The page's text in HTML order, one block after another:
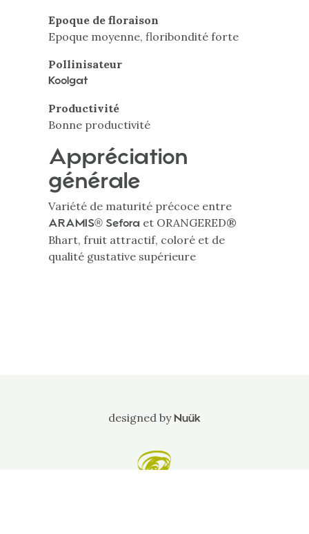
Epoque de floraison
Epoque moyenne, floribondité forte
Pollinisateur
Koolgat
Productivité
Bonne productivité
Appréciation
générale
Variété de maturité précoce entre
ARAMIS® Sefora et ORANGERED®
Bhart, fruit attractif, coloré et de
qualité gustative supérieure
designed byNuük